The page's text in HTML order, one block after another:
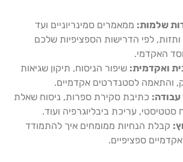
שלמות: ממאמרים סמינריוניים ועד
לפי הדרישות הספציפיות שלכם
האקדמי.
ואקדמית: שיפור הניסוח, תיקון שגיאות
והתאמה לסטנדרטים אקדמיים.
עבודה: כתיבת סקירת ספרות, ניסוח שאלת
סטטיסטי, עריכת ביבליוגרפיה ועוד.
קבלת הנחיות ממומחים איך להתמודד
ספציפיים.